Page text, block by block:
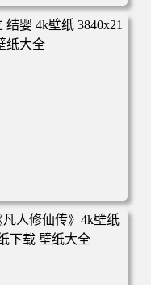
夏日壁纸 治愈系 童
清壁纸 壁纸下载 壁
壁纸 3840x2160 电